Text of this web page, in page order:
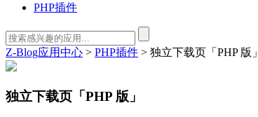
PHP插件
Z-Blog应用中心 > PHP插件 > 独立下载页「PHP 版」
独立下载页「PHP 版」